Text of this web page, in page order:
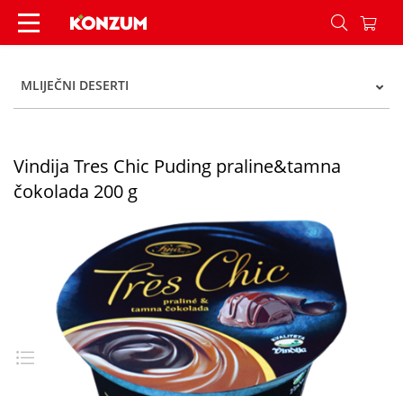
Vindija Tres Chic Puding praline&tamna
MLIJEČNI DESERTI
Vindija Tres Chic Puding praline&tamna
čokolada 200 g